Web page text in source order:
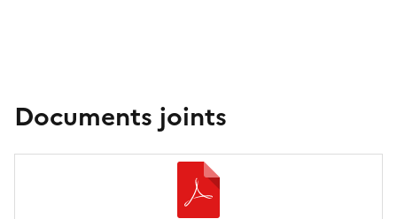
Documents joints